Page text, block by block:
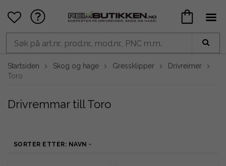
Startsiden Skog og hage Gressklipper
Drivreimer
Toro
Drivremmar till Toro
SORTER ETTER: NAVN